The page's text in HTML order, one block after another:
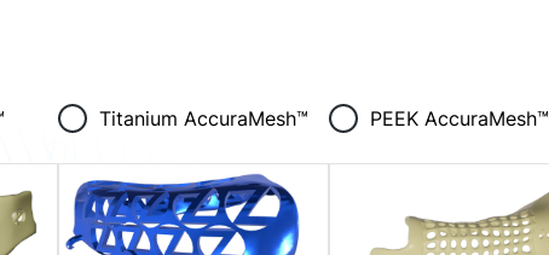
Titanium AccuraMesh™ PEEK AccuraMesh™